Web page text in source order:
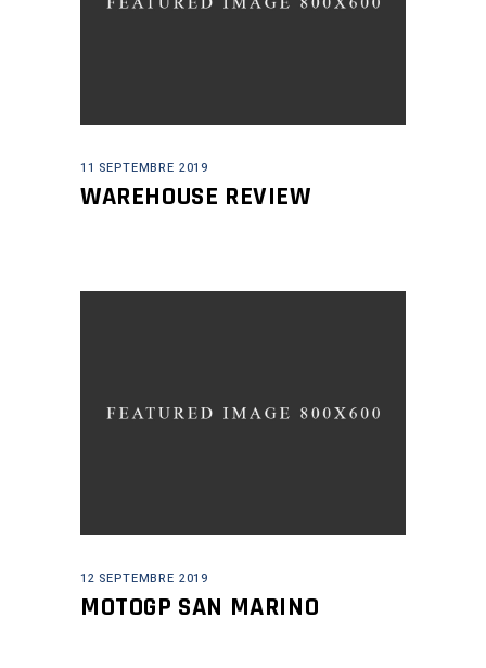
11 SEPTEMBRE 2019
WAREHOUSE REVIEW
12 SEPTEMBRE 2019
MOTOGP SAN MARINO